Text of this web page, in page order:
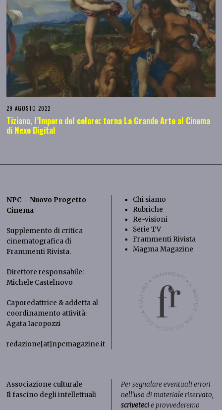
29 AGOSTO 2022
Tiziano, l’Impero del colore: torna La Grande Arte al Cinema
di Nexo Digital
NPC – Nuovo Progetto
Cinema
Supplemento di critica
cinematografica di
Frammenti Rivista.
Direttore responsabile:
Michele Castelnovo
Caporedattrice & addetta al
coordinamento attività:
Agata Iacopozzi
redazione[at]npcmagazine.it
Chi siamo
Rubriche
Re-visioni
Serie TV
Frammenti Rivista
Magma Magazine
Associazione culturale
Il fascino degli intellettuali
Per segnalare eventuali errori
nell’uso di materiale riservato,
scrivetecie provvederemo